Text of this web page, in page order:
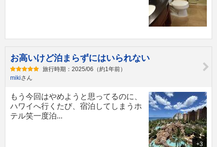
お高いけど泊まらずにはいられない
旅行時期：2025/06（約1年前）
mikiさん
+3
もう今回はやめようと思ってるのに、
ハワイへ行くたび、宿泊してしまうホ
テル笑一度泊...